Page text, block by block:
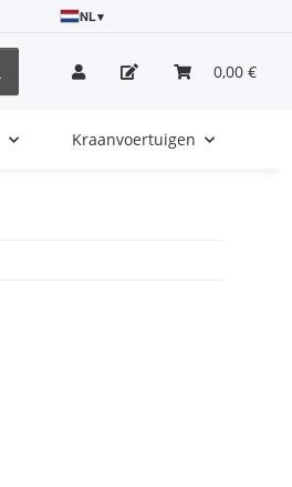
NL▾
0,00 €
Kraanvoertuigen